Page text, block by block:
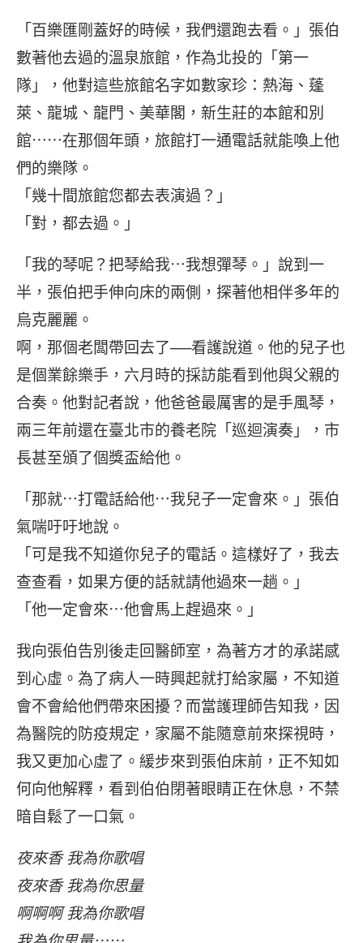
「百樂匯剛蓋好的時候，我們還跑去看。」張伯
數著他去過的溫泉旅館，作為北投的「第一
隊」，他對這些旅館名字如數家珍：熱海、蓬
萊、龍城、龍門、美華閣，新生莊的本館和別
館⋯⋯在那個年頭，旅館打一通電話就能喚上他
們的樂隊。
「幾十間旅館您都去表演過？」
「對，都去過。」
「我的琴呢？把琴給我⋯我想彈琴。」說到一
半，張伯把手伸向床的兩側，探著他相伴多年的
烏克麗麗。
啊，那個老闆帶回去了──看護說道。他的兒子也
是個業餘樂手，六月時的採訪能看到他與父親的
合奏。他對記者說，他爸爸最厲害的是手風琴，
兩三年前還在臺北市的養老院「巡迴演奏」，市
長甚至頒了個獎盃給他。
「那就⋯打電話給他⋯我兒子一定會來。」張伯
氣喘吁吁地說。
「可是我不知道你兒子的電話。這樣好了，我去
查查看，如果方便的話就請他過來一趟。」
「他一定會來⋯他會馬上趕過來。」
我向張伯告別後走回醫師室，為著方才的承諾感
到心虛。為了病人一時興起就打給家屬，不知道
會不會給他們帶來困擾？而當護理師告知我，因
為醫院的防疫規定，家屬不能隨意前來探視時，
我又更加心虛了。緩步來到張伯床前，正不知如
何向他解釋，看到伯伯閉著眼睛正在休息，不禁
暗自鬆了一口氣。
夜來香 我為你歌唱
夜來香 我為你思量
啊啊啊 我為你歌唱